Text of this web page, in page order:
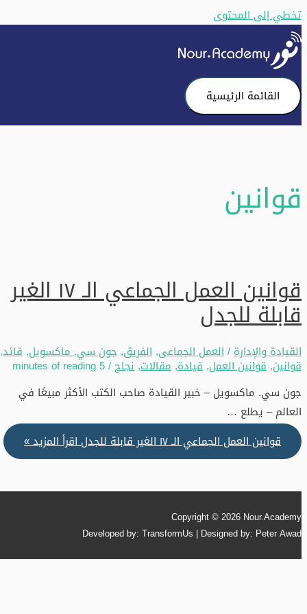
تخطي إلى المحتوى
القائمة الرئيسية
قوانين
قوانين العمل الجماعي الـ ١٧ الغير
قابلة للجدل
القيادة والإدارة/العمل الجماعى,الفريق,جون سي. ماكسويل,قائد,
قوانين,قوانين العمل,قيادة,مقالات,نجاح/
5 minutes of reading
جون سي. ماكسويل – خبير القيادة صاحب الكتب الأكثر مبيعًا في
العالم – يطلع …
قوانين العمل الجماعي الـ ١٧ الغير قابلة للجدل
اقرأ المزيد »
Copyright © 2026Nour.Academy
Developed by: TransformUs | Designed by: Peter Awad